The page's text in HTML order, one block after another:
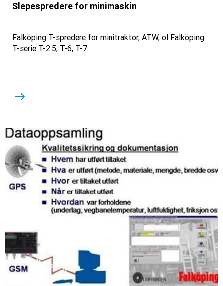
Slepespredere for minimaskin
Falköping T-spredere for minitraktor, ATW, ol Falköping
T-serie T-2.5, T-6, T-7